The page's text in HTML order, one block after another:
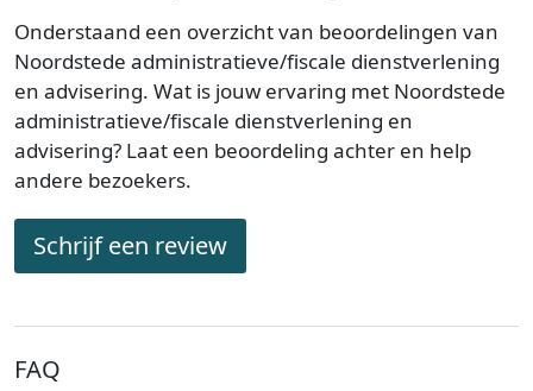
Onderstaand een overzicht van beoordelingen van
Noordstede administratieve/fiscale dienstverlening
en advisering. Wat is jouw ervaring met Noordstede
administratieve/fiscale dienstverlening en
advisering? Laat een beoordeling achter en help
andere bezoekers.
Schrijf een review
FAQ